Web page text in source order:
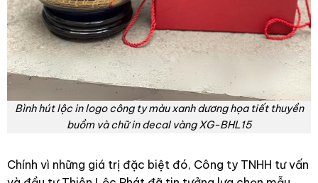
Bình hút lộc in logo công ty màu xanh dương họa tiết thuyền
buồm và chữ in decal vàng XG-BHL15
Chính vì những giá trị đặc biệt đó, Công ty TNHH tư vấn